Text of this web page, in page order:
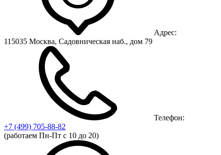
Адрес:
115035 Москва, Садовническая наб., дом 79
Телефон:
+7 (499) 705-88-82
(работаем Пн-Пт с 10 до 20)